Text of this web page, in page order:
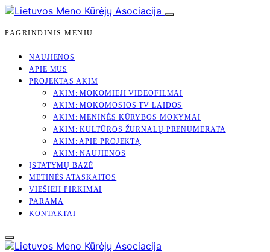
PAGRINDINIS MENIU
NAUJIENOS
APIE MUS
PROJEKTAS AKIM
AKIM: MOKOMIEJI VIDEOFILMAI
AKIM: MOKOMOSIOS TV LAIDOS
AKIM: MENINĖS KŪRYBOS MOKYMAI
AKIM: KULTŪROS ŽURNALŲ PRENUMERATA
AKIM: APIE PROJEKTĄ
AKIM: NAUJIENOS
ĮSTATYMŲ BAZĖ
METINĖS ATASKAITOS
VIEŠIEJI PIRKIMAI
PARAMA
KONTAKTAI